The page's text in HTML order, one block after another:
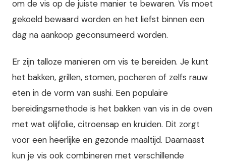
om de vis op de juiste manier te bewaren. Vis moet
gekoeld bewaard worden en het liefst binnen een
dag na aankoop geconsumeerd worden.
Er zijn talloze manieren om vis te bereiden. Je kunt
het bakken, grillen, stomen, pocheren of zelfs rauw
eten in de vorm van sushi. Een populaire
bereidingsmethode is het bakken van vis in de oven
met wat olijfolie, citroensap en kruiden. Dit zorgt
voor een heerlijke en gezonde maaltijd. Daarnaast
kun je vis ook combineren met verschillende